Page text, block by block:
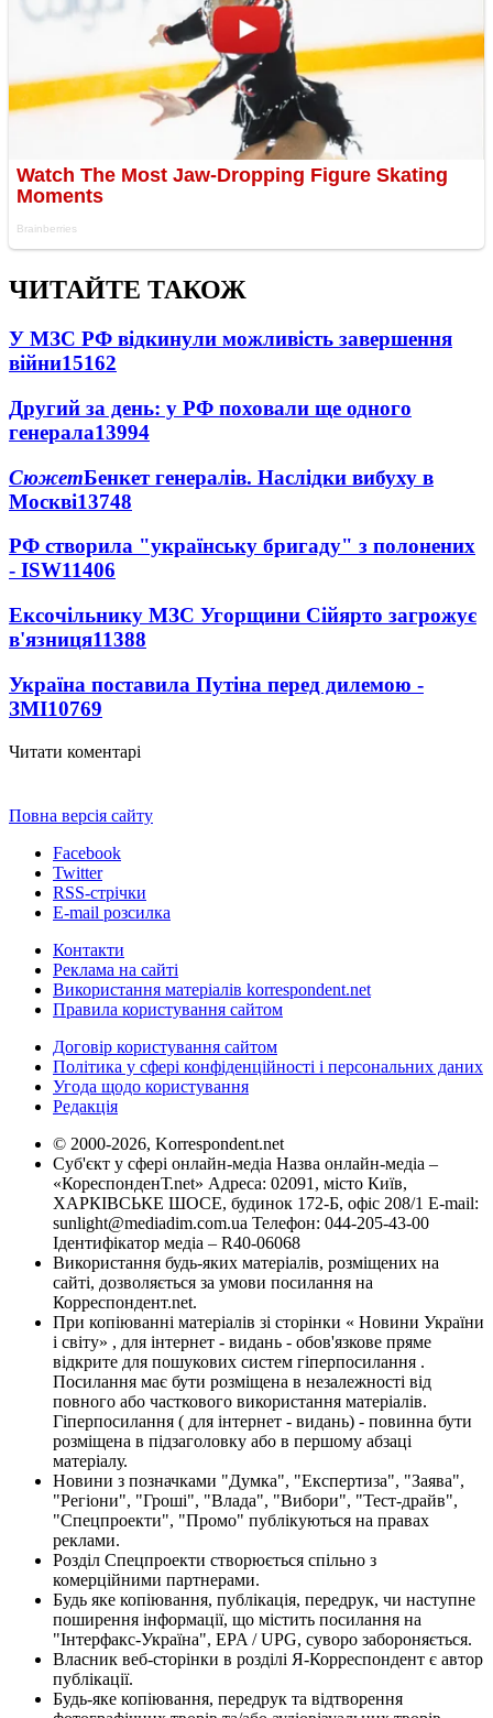
ЧИТАЙТЕ ТАКОЖ
У МЗС РФ відкинули можливість завершення
війни15162
Другий за день: у РФ поховали ще одного
генерала13994
СюжетБенкет генералів. Наслідки вибуху в
Москві13748
РФ створила "українську бригаду" з полонених
- ISW11406
Ексочільнику МЗС Угорщини Сійярто загрожує
в'язниця11388
Україна поставила Путіна перед дилемою -
ЗМІ10769
Читати коментарі
Повна версія сайту
Facebook
Twitter
RSS-стрічки
E-mail розсилка
Контакти
Реклама на сайті
Використання матеріалів korrespondent.net
Правила користування сайтом
Договір користування сайтом
Політика у сфері конфіденційності і персональних даних
Угода щодо користування
Редакція
© 2000-2026, Korrespondent.net
Суб'єкт у сфері онлайн-медіа Назва онлайн-медіа –
«КореспонденТ.net» Адреса: 02091, місто Київ,
ХАРКІВСЬКЕ ШОСЕ, будинок 172-Б, офіс 208/1 E-mail:
sunlight@mediadim.com.ua Телефон: 044-205-43-00
Ідентифікатор медіа – R40-06068
Використання будь-яких матеріалів, розміщених на
сайті, дозволяється за умови посилання на
Корреспондент.net.
При копіюванні матеріалів зі сторінки « Новини України
і світу» , для інтернет - видань - обов'язкове пряме
відкрите для пошукових систем гіперпосилання .
Посилання має бути розміщена в незалежності від
повного або часткового використання матеріалів.
Гіперпосилання ( для інтернет - видань) - повинна бути
розміщена в підзаголовку або в першому абзаці
матеріалу.
Новини з позначками "Думка", "Експертиза", "Заява",
"Регіони", "Гроші", "Влада", "Вибори", "Тест-драйв",
"Спецпроекти", "Промо" публікуються на правах
реклами.
Розділ Спецпроекти створюється спільно з
комерційними партнерами.
Будь яке копіювання, публікація, передрук, чи наступне
поширення інформації, що містить посилання на
"Інтерфакс-Україна", EPA / UPG, суворо забороняється.
Власник веб-сторінки в розділі Я-Корреспондент є автор
публікації.
Будь-яке копіювання, передрук та відтворення